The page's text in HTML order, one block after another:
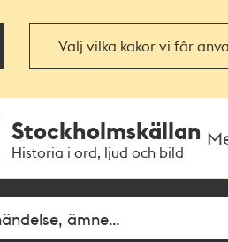
Välj vilka kakor vi får
Stockholmskällan
Historia i ord, ljud och bild